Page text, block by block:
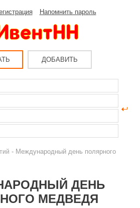
Напомнить пароль
ДОБАВИТЬ
- Международный день полярного
ДЕНЬ
МЕДВЕДЯ